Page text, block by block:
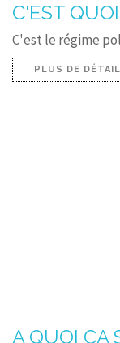
C'EST
C'est le régime
PLUS DE
A QUOI ÇA